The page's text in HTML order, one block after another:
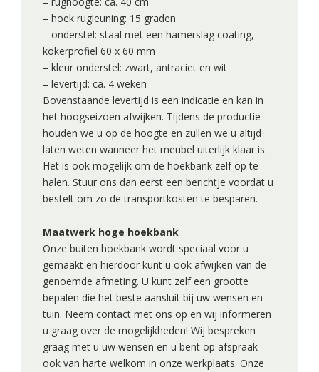
– hoek rugleuning: 15 graden
– onderstel: staal met een hamerslag coating,
kokerprofiel 60 x 60 mm
– kleur onderstel: zwart, antraciet en wit
– levertijd: ca. 4 weken
Bovenstaande levertijd is een indicatie en kan in
het hoogseizoen afwijken. Tijdens de productie
houden we u op de hoogte en zullen we u altijd
laten weten wanneer het meubel uiterlijk klaar is.
Het is ook mogelijk om de hoekbank zelf op te
halen. Stuur ons dan eerst een berichtje voordat u
bestelt om zo de transportkosten te besparen.
Maatwerk hoge hoekbank
Onze buiten hoekbank wordt speciaal voor u
gemaakt en hierdoor kunt u ook afwijken van de
genoemde afmeting. U kunt zelf een grootte
bepalen die het beste aansluit bij uw wensen en
tuin. Neem contact met ons op en wij informeren
u graag over de mogelijkheden! Wij bespreken
graag met u uw wensen en u bent op afspraak
ook van harte welkom in onze werkplaats. Onze